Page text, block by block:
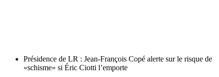
Présidence de LR : Jean-François Copé alerte sur le risque de
«schisme» si Éric Ciotti l’emporte